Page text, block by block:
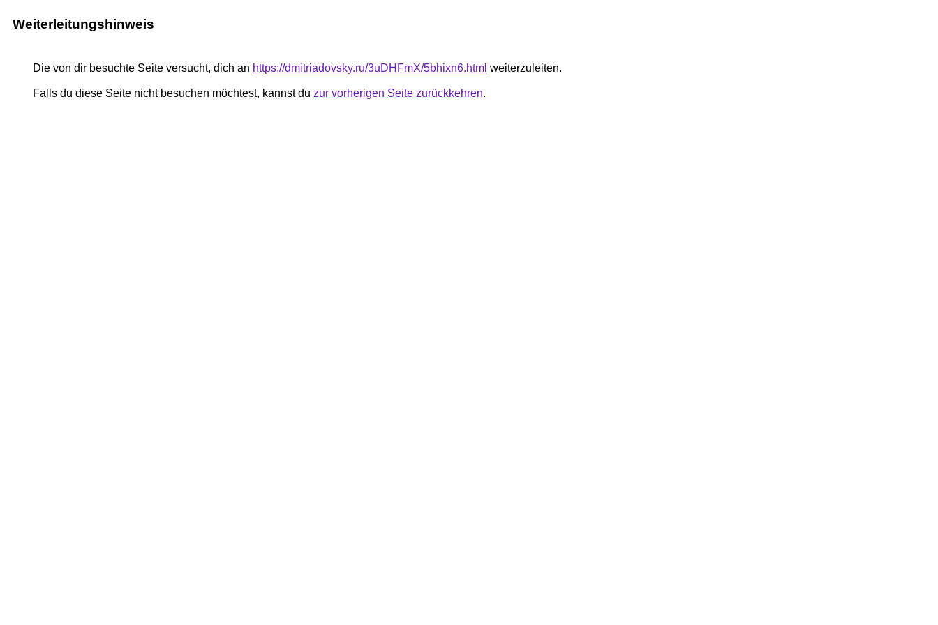
Weiterleitungshinweis
Die von dir besuchte Seite versucht, dich an https://dmitriadovsky.ru/3uDHFmX/5bhixn6.html weiterzuleiten.
Falls du diese Seite nicht besuchen möchtest, kannst du zur vorherigen Seite zurückkehren.